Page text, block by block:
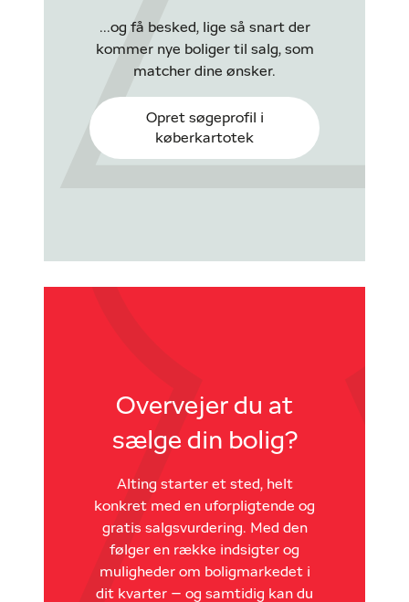
...og få besked, lige så snart der
kommer nye boliger til salg, som
matcher dine ønsker.
Opret søgeprofil i
køberkartotek
Overvejer du at
sælge din bolig?
Alting starter et sted, helt
konkret med en uforpligtende og
gratis salgsvurdering. Med den
følger en række indsigter og
muligheder om boligmarkedet i
dit kvarter – og samtidig kan du